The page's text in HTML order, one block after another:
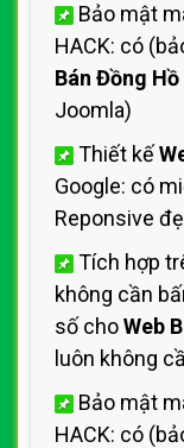
Bảo mật
HACK: có
Bán Đồng Hồ
Joomla)
Thiết kế
Google: có
Reponsive
Tích hợp
không cần
số choWeb
luôn không
Bảo mật
HACK: có